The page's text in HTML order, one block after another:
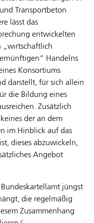
Transportbeton
lässt das
entwickelten
„wirtschaftlich
Handelns
Konsortiums
darstellt, für sich allein
die Bildung eines
Zusätzlich
der an dem
im Hinblick auf das
dieses abzuwickeln,
Angebot
jüngst
die regelmäßig
Zusammenhang